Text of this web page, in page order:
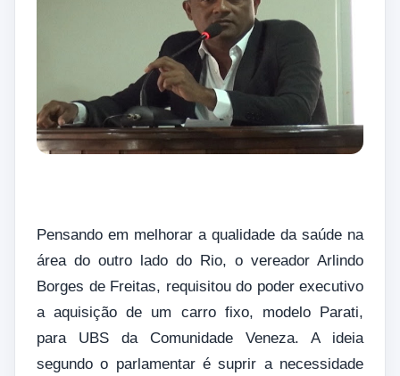
Pensando em melhorar a qualidade da saúde na
área do outro lado do Rio, o vereador Arlindo
Borges de Freitas, requisitou do poder executivo
a aquisição de um carro fixo, modelo Parati,
para UBS da Comunidade Veneza. A ideia
segundo o parlamentar é suprir a necessidade